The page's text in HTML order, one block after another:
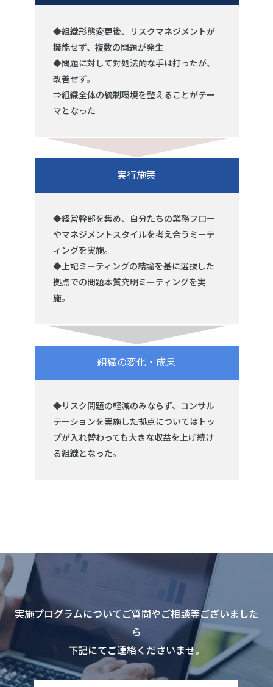
◆組織形態変更後、リスクマネジメントが
機能せず、複数の問題が発生
◆問題に対して対処法的な手は打ったが、
改善せず。
⇒組織全体の統制環境を整えることがテー
マとなった
実行施策
◆経営幹部を集め、自分たちの業務フロー
やマネジメントスタイルを考え合うミーテ
ィングを実施。
◆上記ミーティングの結論を基に選抜した
拠点での問題本質究明ミーティングを実
施。
組織の変化・成果
◆リスク問題の軽減のみならず、コンサル
テーションを実施した拠点についてはトッ
プが入れ替わっても大きな収益を上げ続け
る組織となった。
実施プログラムについてご質問やご相談等ございました
ら
下記にてご連絡くださいませ。